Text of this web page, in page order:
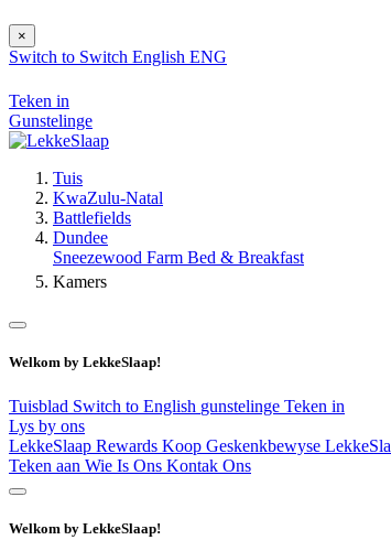
×
Switch to Switch English ENG
Teken in
Gunstelinge
Tuis
KwaZulu-Natal
Battlefields
Dundee
Sneezewood Farm Bed & Breakfast
Kamers
Welkom by LekkeSlaap!
Tuisblad Switch to English gunstelinge Teken in
Lys by ons
LekkeSlaap Rewards Koop Geskenkbewyse
Teken aan Wie Is Ons Kontak Ons
Welkom by LekkeSlaap!